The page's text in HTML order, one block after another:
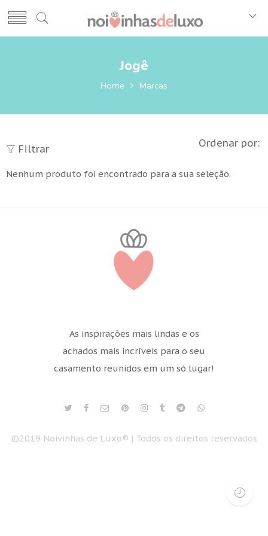
Jogê
Home Marcas
Filtrar Ordenar por:
Nenhum produto foi encontrado para a sua seleção.
As inspirações mais lindas e os
achados mais incríveis para o seu
casamento reunidos em um só lugar!
©2019 Noivinhas de Luxo® | Todos os direitos reservados